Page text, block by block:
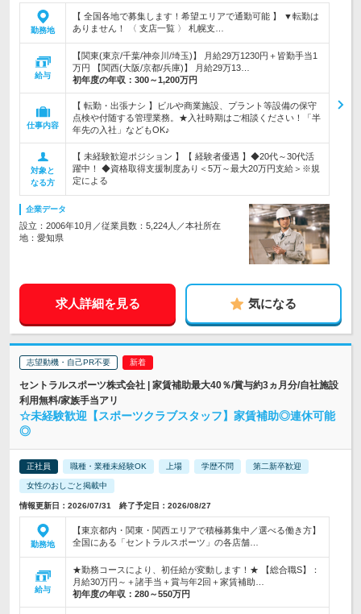
勤務地
【 全国各地で募集します！希望エリアで通勤可能 】 ▼転勤は
ありません！ 〈 支店一覧 〉 札幌支…
給与
【関東(東京/千葉/神奈川/埼玉)】 月給29万1230円＋皆勤手当1
万円 【関西(大阪/京都/兵庫)】 月給29万13…
初年度の年収： 300～1,200万円
仕事内容
【 転勤・出張ナシ 】ビルや商業施設、プラント等設備の保守
点検や付随する管理業務。★入社時期はご相談ください！「半
年先の入社」などもOK♪
対象と
なる方
【 未経験歓迎ポジション 】【 経験者優遇 】◆20代～30代活
躍中！ ◆資格取得支援制度あり＜5万～最大20万円支給＞※規
定による
企業データ
設立：2006年10月／従業員数：5,224人／本社所在
地：愛知県
求人詳細を見る 気になる
志望動機・自己PR不要
セントラルスポーツ株式会社 | 家賃補助最大40％/賞与約3ヵ月分/自社施設
利用無料/家族手当アリ
☆未経験歓迎【スポーツクラブスタッフ】家賃補助◎連休可能
◎
正社員 職種・業種未経験OK 上場 学歴不問 第二新卒歓迎
女性のおしごと掲載中
情報更新日：2026/07/31 終了予定日：2026/08/27
勤務地
【東京都内・関東・関西エリアで積極募集中／選べる働き方】
全国にある「セントラルスポーツ」の各店舗…
給与
★勤務コースにより、初任給が変動します！★ 【総合職S】：
月給30万円～＋諸手当＋賞与年2回＋家賃補助…
初年度の年収： 280～550万円